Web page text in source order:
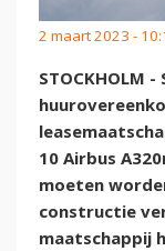
2 maart 2023 -
STOCKHOLM
10 Airbus
moeten
constructie
maatschappij